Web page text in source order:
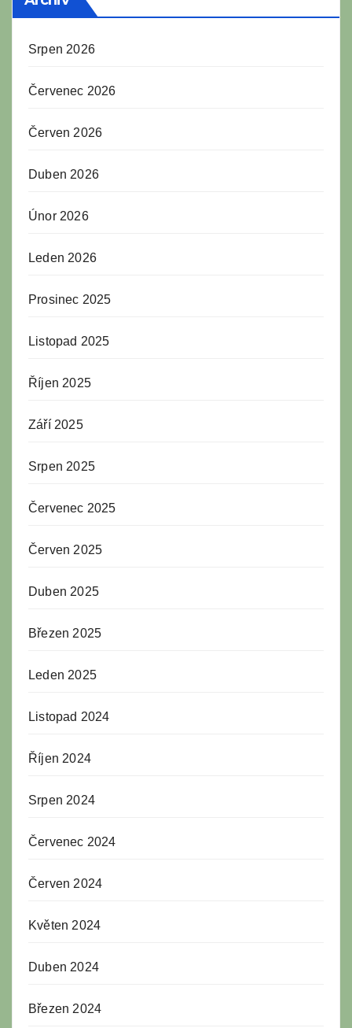
Srpen 2026
Červenec 2026
Červen 2026
Duben 2026
Únor 2026
Leden 2026
Prosinec 2025
Listopad 2025
Říjen 2025
Září 2025
Srpen 2025
Červenec 2025
Červen 2025
Duben 2025
Březen 2025
Leden 2025
Listopad 2024
Říjen 2024
Srpen 2024
Červenec 2024
Červen 2024
Květen 2024
Duben 2024
Březen 2024